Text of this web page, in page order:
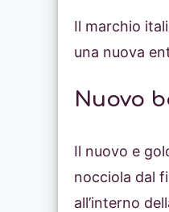
Il marchio
una nuova
Nuovo
Il nuovo e
nocciola dal
all’interno